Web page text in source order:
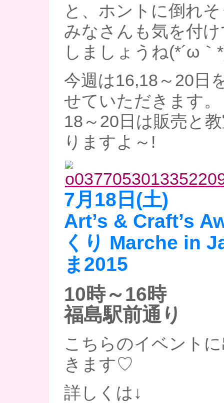
と、ホントに倒れ
みなさんも気を付
しましょうね(*´ω｀
今週は16,18～20日
せていただきます。
18～20日は販売と
りますよ～!
7月18日(土)
Art’s & Craft’s
くり Marche in
ま2015
10時～16時
福島駅前通り
こちらのイベント
きます♡
詳しくは↓